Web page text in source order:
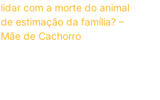
lidar com a morte do animal
de estimação da família? –
Mãe de Cachorro